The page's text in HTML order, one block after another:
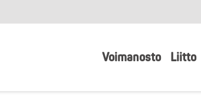
Voimanosto Liitto